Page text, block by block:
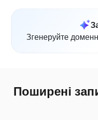
Згенеруйте
Поширені